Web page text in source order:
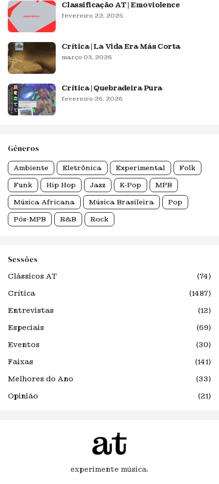
Classificação AT | Emoviolence
fevereiro 22, 2025
Crítica | La Vida Era Más Corta
março 03, 2026
Crítica | Quebradeira Pura
fevereiro 26, 2026
Gêneros
Ambiente Eletrônica Experimental Folk
Funk Hip Hop Jazz K-Pop MPB
Música Africana Música Brasileira Pop
Pós-MPB R&B Rock
Sessões
Clássicos AT
(74)
Crítica
(1487)
Entrevistas
(12)
Especiais
(69)
Eventos
(30)
Faixas
(141)
Melhores do Ano
(33)
Opinião
(21)
experimente música.